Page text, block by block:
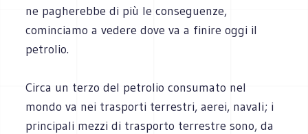
ne pagherebbe di più le conseguenze,
cominciamo a vedere dove va a finire oggi il
petrolio.
Circa un terzo del petrolio consumato nel
mondo va nei trasporti terrestri, aerei, navali; i
principali mezzi di trasporto terrestre sono, da